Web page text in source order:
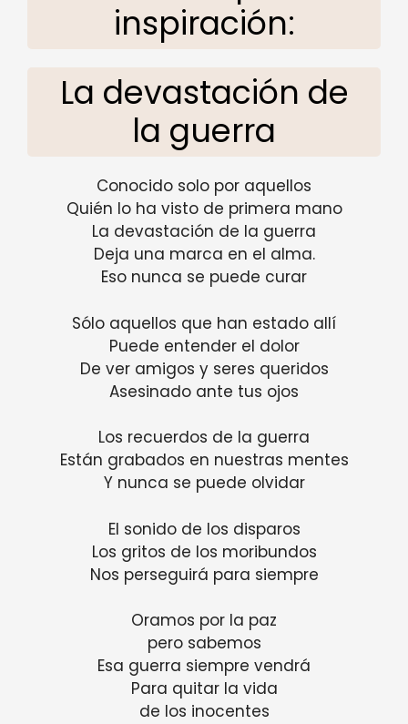
inspiración:
La devastación de
la guerra
Conocido solo por aquellos
Quién lo ha visto de primera mano
La devastación de la guerra
Deja una marca en el alma.
Eso nunca se puede curar
Sólo aquellos que han estado allí
Puede entender el dolor
De ver amigos y seres queridos
Asesinado ante tus ojos
Los recuerdos de la guerra
Están grabados en nuestras mentes
Y nunca se puede olvidar
El sonido de los disparos
Los gritos de los moribundos
Nos perseguirá para siempre
Oramos por la paz
pero sabemos
Esa guerra siempre vendrá
Para quitar la vida
de los inocentes